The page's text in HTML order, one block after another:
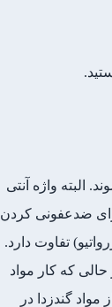
البته واژه آنتی
ضدعفونی کردن
تفاوت دارد.
حالی که کار مواد
گندزدا در